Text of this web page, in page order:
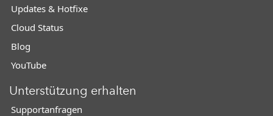
Updates & Hotfixe
Cloud Status
Blog
YouTube
Unterstützung erhalten
Supportanfragen